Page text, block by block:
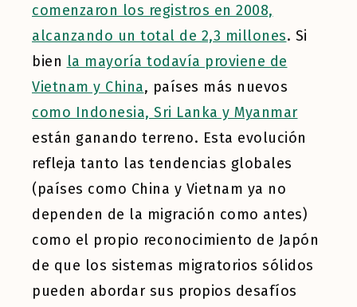
comenzaron los registros en 2008,
alcanzando un total de 2,3 millones. Si
bien la mayoría todavía proviene de
Vietnam y China, países más nuevos
como Indonesia, Sri Lanka y Myanmar
están ganando terreno. Esta evolución
refleja tanto las tendencias globales
(países como China y Vietnam ya no
dependen de la migración como antes)
como el propio reconocimiento de Japón
de que los sistemas migratorios sólidos
pueden abordar sus propios desafíos